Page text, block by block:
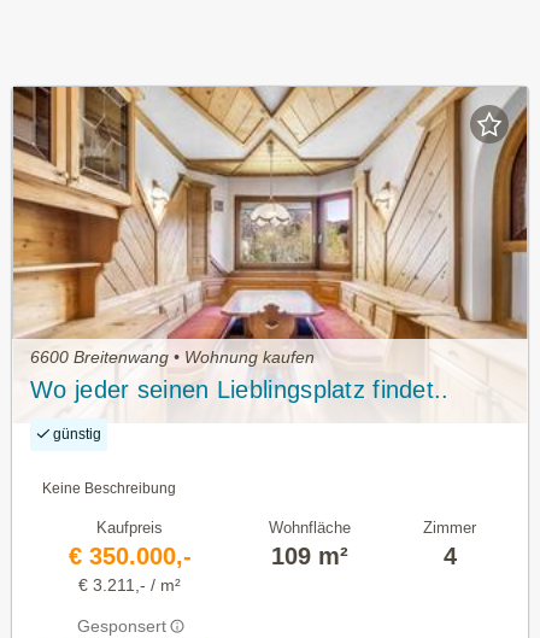
6600 Breitenwang • Wohnung kaufen
Wo jeder seinen Lieblingsplatz findet..
günstig
Keine Beschreibung
Kaufpreis
€ 350.000,-
€ 3.211,- / m²
Gesponsert
Wohnfläche
109 m²
Zimmer
4